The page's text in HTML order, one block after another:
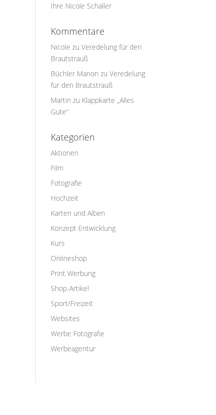
Ihre Nicole Schaller
Kommentare
Nicole zuVeredelung für den
Brautstrauß
Büchler Marion zuVeredelung
für den Brautstrauß
Martin zu Klappkarte „Alles
Gute“
Kategorien
Aktionen
Film
Fotografie
Hochzeit
Karten und Alben
Konzept Entwicklung
Kurs
Onlineshop
Print Werbung
Shop-Artikel
Sport/Freizeit
Websites
Werbe Fotografie
Werbeagentur